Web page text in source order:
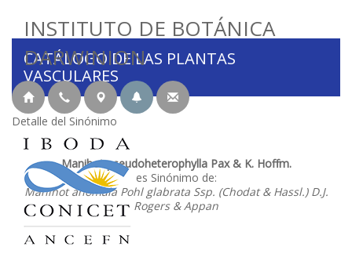
INSTITUTO DE BOTÁNICA
DARWINION
CATÁLOGO DE LAS PLANTAS
VASCULARES
Detalle del Sinónimo
Manihot pseudoheterophylla Pax & K. Hoffm.
es Sinónimo de:
Manihot anomala Pohl glabrata Ssp. (Chodat & Hassl.) D.J.
Rogers & Appan